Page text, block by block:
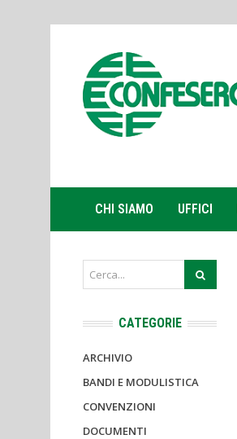
CHI SIAMO UFFICI
CATEGORIE
ARCHIVIO
BANDI E MODULISTICA
CONVENZIONI
DOCUMENTI